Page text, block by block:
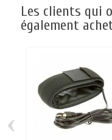
Les clients qui
également
‹